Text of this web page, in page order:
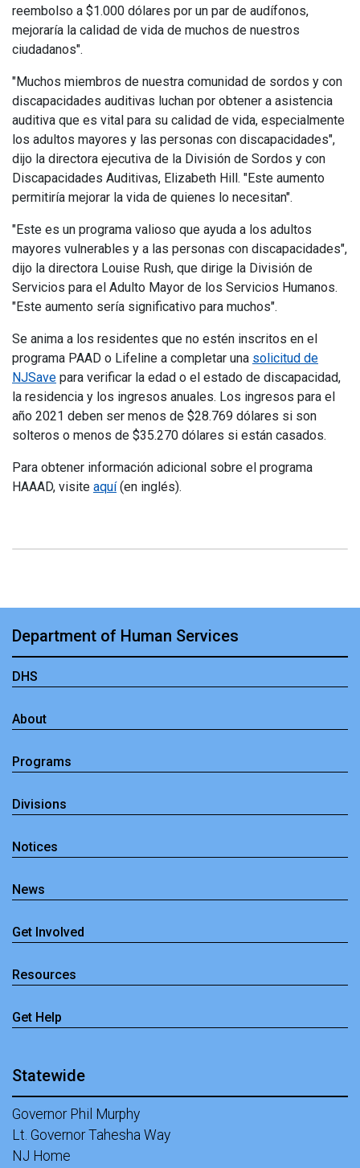
reembolso a $1.000 dólares por un par de audífonos,
mejoraría la calidad de vida de muchos de nuestros
ciudadanos".
"Muchos miembros de nuestra comunidad de sordos y con
discapacidades auditivas luchan por obtener a asistencia
auditiva que es vital para su calidad de vida, especialmente
los adultos mayores y las personas con discapacidades",
dijo la directora ejecutiva de la División de Sordos y con
Discapacidades Auditivas, Elizabeth Hill. "Este aumento
permitiría mejorar la vida de quienes lo necesitan".
"Este es un programa valioso que ayuda a los adultos
mayores vulnerables y a las personas con discapacidades",
dijo la directora Louise Rush, que dirige la División de
Servicios para el Adulto Mayor de los Servicios Humanos.
"Este aumento sería significativo para muchos".
Se anima a los residentes que no estén inscritos en el
programa PAAD o Lifeline a completar una solicitud de
NJSave para verificar la edad o el estado de discapacidad,
la residencia y los ingresos anuales. Los ingresos para el
año 2021 deben ser menos de $28.769 dólares si son
solteros o menos de $35.270 dólares si están casados.
Para obtener información adicional sobre el programa
HAAAD, visite aquí(en inglés).
Department of Human Services
DHS
About
Programs
Divisions
Notices
News
Get Involved
Resources
Get Help
Statewide
Governor Phil Murphy
Lt. Governor Tahesha Way
NJ Home